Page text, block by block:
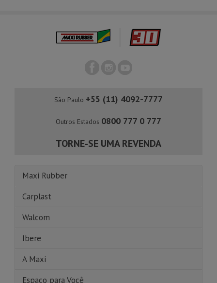
São Paulo +55 (11) 4092-7777
Outros Estados 0800 777 0 777
TORNE-SE UMA REVENDA
Maxi Rubber
Carplast
Walcom
Ibere
A Maxi
Espaço para Você